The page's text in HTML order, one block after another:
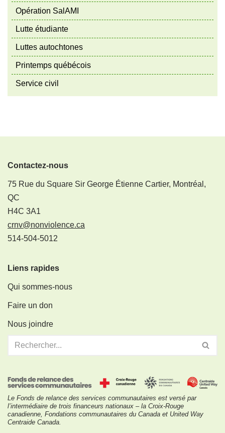
Opération SalAMI
Lutte étudiante
Luttes autochtones
Printemps québécois
Service civil
Contactez-nous
75 Rue du Square Sir George Étienne Cartier, Montréal,
QC
H4C 3A1
crnv@nonviolence.ca
514-504-5012
Liens rapides
Qui sommes-nous
Faire un don
Nous joindre
Le Fonds de relance des services communautaires est versé par
l’intermédiaire de trois financeurs nationaux – la Croix-Rouge
canadienne, Fondations communautaires du Canada et United Way
Centraide Canada.